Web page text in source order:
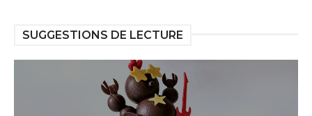
SUGGESTIONS DE LECTURE